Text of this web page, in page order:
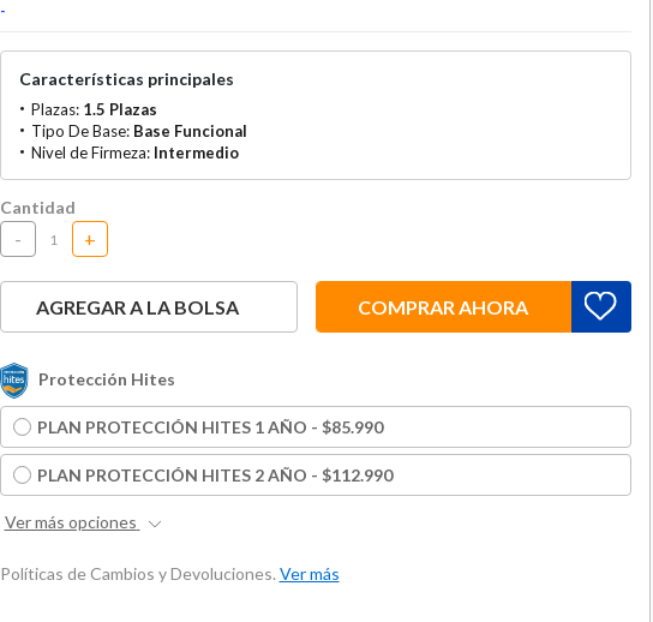
-
Características principales
Plazas: 1.5 Plazas
Tipo De Base: Base Funcional
Nivel de Firmeza: Intermedio
Cantidad
- +
AGREGAR A LA BOLSA COMPRAR AHORA
Protección Hites
PLAN PROTECCIÓN HITES 1 AÑO - $85.990
PLAN PROTECCIÓN HITES 2 AÑO - $112.990
Ver más opciones
Políticas de Cambios y Devoluciones. Ver más